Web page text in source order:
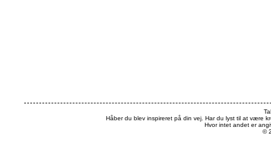
Håber du blev inspireret på din vej. Har du lyst til at være
Hvor intet andet er
©